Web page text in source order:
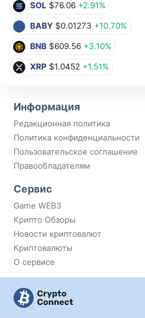
SOL $76.06 +2.91%
BABY $0.01273 +10.70%
BNB $609.56 +3.10%
XRP $1.0452 +1.51%
Информация
Редакционная политика
Политика конфиденциальности
Пользовательское соглашение
Правообладателям
Сервис
Game WEB3
Крипто Обзоры
Новости криптовалют
Криптовалюты
О сервисе